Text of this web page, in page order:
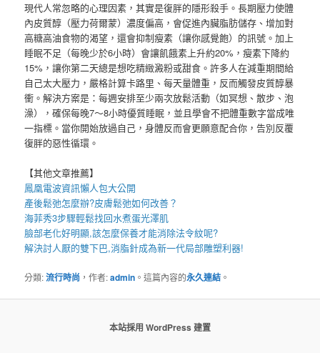
現代人常忽略的心理因素，其實是復胖的隱形殺手。長期壓力使體
內皮質醇（壓力荷爾蒙）濃度偏高，會促進內臟脂肪儲存、增加對
高糖高油食物的渴望，還會抑制瘦素（讓你感覺飽）的訊號。加上
睡眠不足（每晚少於6小時）會讓飢餓素上升約20%，瘦素下降約
15%，讓你第二天總是想吃精緻澱粉或甜食。許多人在減重期間給
自己太大壓力，嚴格計算卡路里、每天量體重，反而觸發皮質醇暴
衝。解決方案是：每週安排至少兩次放鬆活動（如冥想、散步、泡
澡），確保每晚7～8小時優質睡眠，並且學會不把體重數字當成唯
一指標。當你開始放過自己，身體反而會更願意配合你，告別反覆
復胖的惡性循環。
【其他文章推薦】
鳳凰電波資訊懶人包大公開
產後鬆弛怎麼辦?皮膚鬆弛如何改善？
海菲秀3步驟輕鬆找回水煮蛋光澤肌
臉部老化好明顯,該怎麼保養才能消除法令紋呢?
解決討人厭的雙下巴,消脂針成為新一代局部雕塑利器!
分類:流行時尚 ，作者:admin 。這篇內容的永久連結 。
本站採用 WordPress 建置